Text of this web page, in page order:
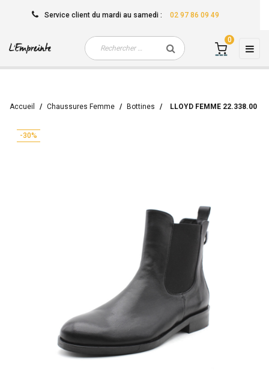
Service client du mardi au samedi : 02 97 86 09 49
☰
0
Accueil Chaussures Femme Bottines LLOYD FEMME 22.338.00
-30%